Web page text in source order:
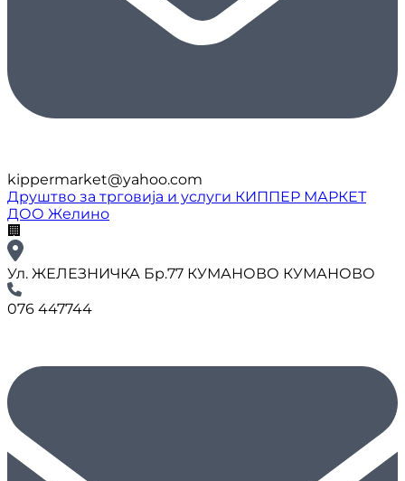
kippermarket@yahoo.com
Друштво за трговија и услуги КИППЕР МАРКЕТ
ДОО Желино
🏢
Ул. ЖЕЛЕЗНИЧКА Бр.77 КУМАНОВО КУМАНОВО
076 447744